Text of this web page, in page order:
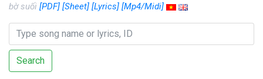
bờ suối [PDF] [Sheet] [Lyrics] [Mp4/Midi]
Search